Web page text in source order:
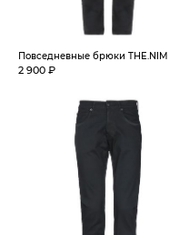
Повседневные брюки THE.NIM
2 900 ₽